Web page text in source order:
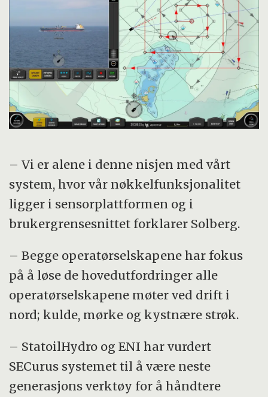
– Vi er alene i denne nisjen med vårt
system, hvor vår nøkkelfunksjonalitet
ligger i sensorplattformen og i
brukergrensesnittet forklarer Solberg.
– Begge operatørselskapene har fokus
på å løse de hovedutfordringer alle
operatørselskapene møter ved drift i
nord; kulde, mørke og kystnære strøk.
– StatoilHydro og ENI har vurdert
SECurus systemet til å være neste
generasjons verktøy for å håndtere